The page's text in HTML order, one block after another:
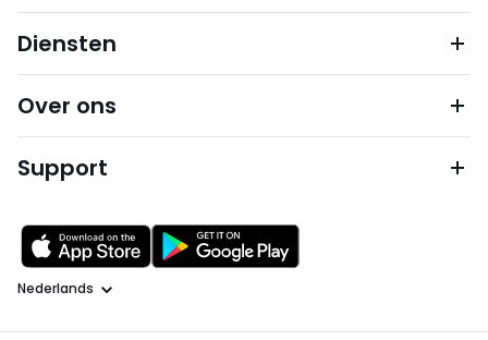
Diensten
Over ons
Support
Taal